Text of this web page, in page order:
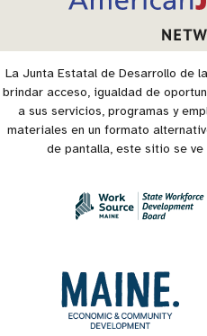
La Junta Estatal de Desarrollo de
brindar acceso, igualdad de
a sus servicios, programas y
materiales en un formato
de pantalla, este sitio se ve